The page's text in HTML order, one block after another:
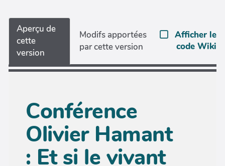
Aperçu de
cette
version
Modifs apportées
par cette version
Afficher le
code Wiki
Conférence
Olivier Hamant
: Et si le vivant